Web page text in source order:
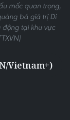
mốc quan trọng,
bá giá trị Di
động tại khu vực
Vietnam+)